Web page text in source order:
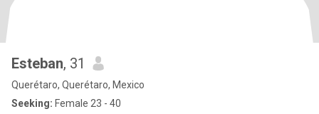
Esteban, 31
Querétaro, Querétaro, Mexico
Seeking: Female 23 - 40